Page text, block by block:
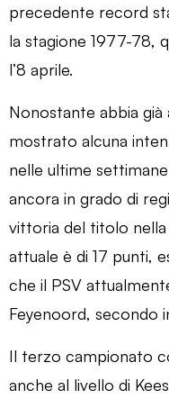
precedente record
la stagione 1977-78,
l’8 aprile.
Nonostante abbia
mostrato alcuna
nelle ultime
ancora in grado di
vittoria del titolo nella
attuale è di 17 punti,
che il PSV
Feyenoord, secondo
Il terzo campionato
anche al livello di